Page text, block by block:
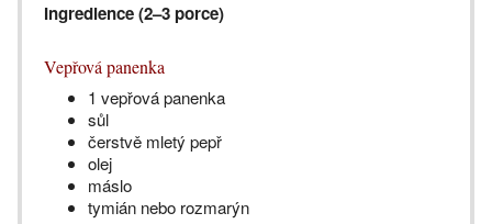
Ingredience (2–3 porce)
Vepřová panenka
1 vepřová panenka
sůl
čerstvě mletý pepř
olej
máslo
tymián nebo rozmarýn